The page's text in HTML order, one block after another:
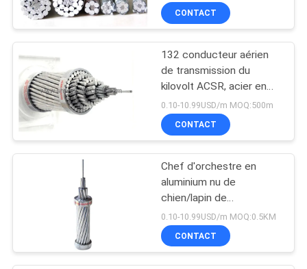
VR
SHOW
PROPOS
DE
NOUS
CONTRÔLE
CONTACT
132 conducteur aérien
de transmission du
kilovolt ACSR, acier en
aluminium de conducteur
renforcé.
0.10-10.99USD/m MOQ:500m
CONTACT
Chef d'orchestre en
aluminium nu de
chien/lapin de
l'électricité, chef
d'orchestre de la
transmission 132KV
0.10-10.99USD/m MOQ:0.5KM
CONTACT